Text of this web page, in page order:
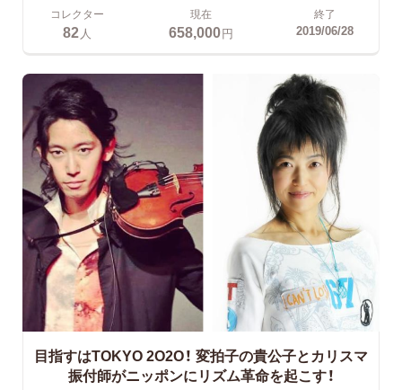
コレクター
82人
現在
658,000円
終了
2019/06/28
目指すはTOKYO 2O2O！ 変拍子の貴公子とカリスマ
振付師がニッポンにリズム革命を起こす！